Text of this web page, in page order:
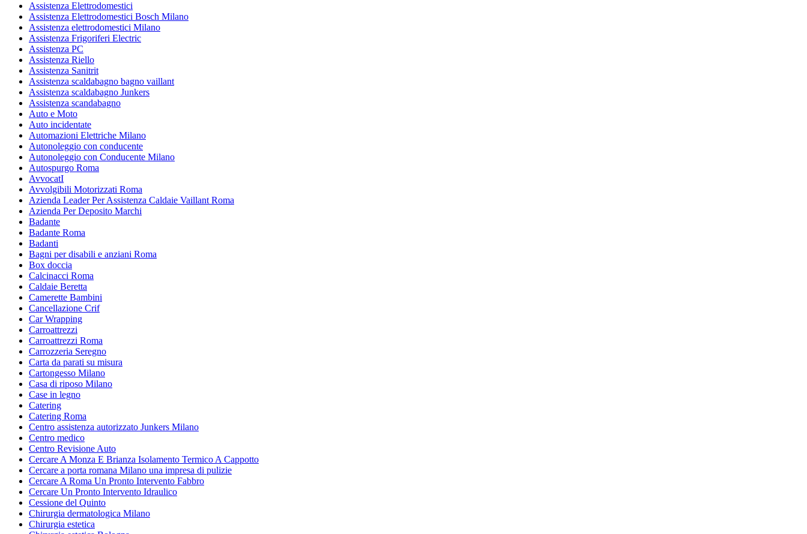
Assistenza Elettrodomestici
Assistenza Elettrodomestici Bosch Milano
Assistenza elettrodomestici Milano
Assistenza Frigoriferi Electric
Assistenza PC
Assistenza Riello
Assistenza Sanitrit
Assistenza scaldabagno bagno vaillant
Assistenza scaldabagno Junkers
Assistenza scandabagno
Auto e Moto
Auto incidentate
Automazioni Elettriche Milano
Autonoleggio con conducente
Autonoleggio con Conducente Milano
Autospurgo Roma
AvvocatI
Avvolgibili Motorizzati Roma
Azienda Leader Per Assistenza Caldaie Vaillant Roma
Azienda Per Deposito Marchi
Badante
Badante Roma
Badanti
Bagni per disabili e anziani Roma
Box doccia
Calcinacci Roma
Caldaie Beretta
Camerette Bambini
Cancellazione Crif
Car Wrapping
Carroattrezzi
Carroattrezzi Roma
Carrozzeria Seregno
Carta da parati su misura
Cartongesso Milano
Casa di riposo Milano
Case in legno
Catering
Catering Roma
Centro assistenza autorizzato Junkers Milano
Centro medico
Centro Revisione Auto
Cercare A Monza E Brianza Isolamento Termico A Cappotto
Cercare a porta romana Milano una impresa di pulizie
Cercare A Roma Un Pronto Intervento Fabbro
Cercare Un Pronto Intervento Idraulico
Cessione del Quinto
Chirurgia dermatologica Milano
Chirurgia estetica